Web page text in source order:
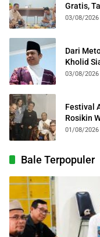
Gratis,
Kota
03/08/2026
Dari
Kholid
03/08/2026
Festival
Rosikin
Kolosal
01/08/2026
Bale Terpopuler